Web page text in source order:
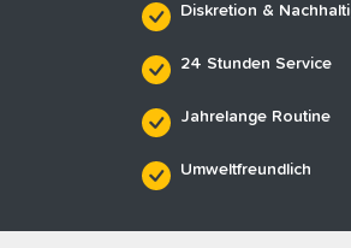
Diskretion &
24 Stunden Service
Jahrelange Routine
Umweltfreundlich